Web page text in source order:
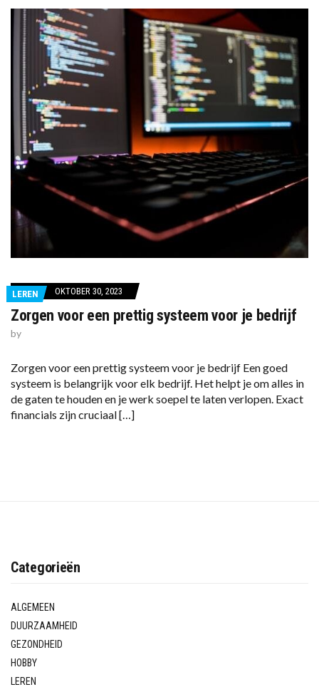
LEREN OKTOBER 30, 2023
Zorgen voor een prettig systeem voor je bedrijf
by
Zorgen voor een prettig systeem voor je bedrijf Een goed
systeem is belangrijk voor elk bedrijf. Het helpt je om alles in
de gaten te houden en je werk soepel te laten verlopen. Exact
financials zijn cruciaal […]
Categorieën
ALGEMEEN
DUURZAAMHEID
GEZONDHEID
HOBBY
LEREN